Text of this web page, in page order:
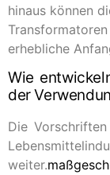
hinaus können
erhebliche
Wie
der
Die
weiter.